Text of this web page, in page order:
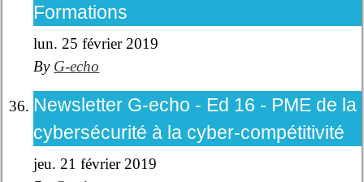
Formations
lun. 25 février 2019
By G-echo
Newsletter G-echo - Ed 16 - PME de la
cybersécurité à la cyber-compétitivité
jeu. 21 février 2019